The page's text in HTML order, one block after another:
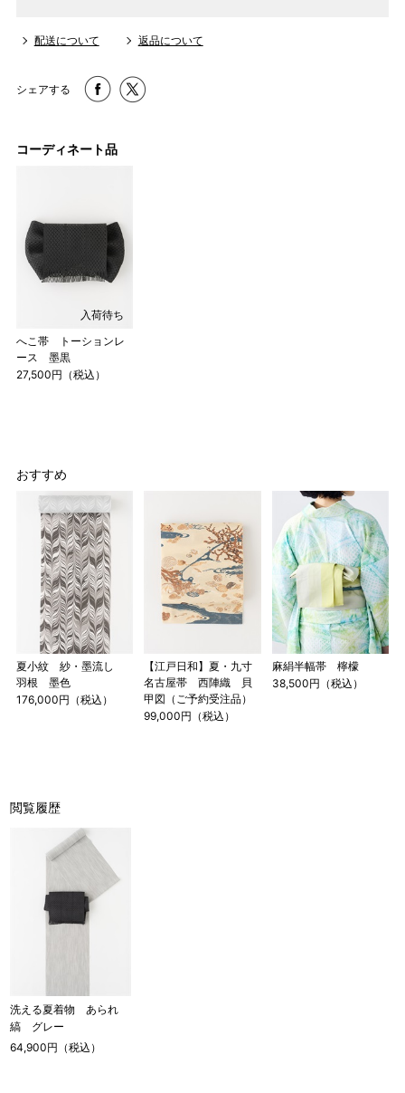
パターンオーダー（弊社規定のS～LLサイズより、身長・
ヒップを目安にサイズをお選びいただく）
マイサイズでお仕立て（お客様の希望サイズでお仕立て）
店舗で採寸（お近くの店舗でスタッフが採寸）
サイズ ヒップ目安 身丈
～155cm
～90cm
153cm
4尺5分
～95cm
L
LL
配送について 返品について
シェアする
コーディネート品
入荷待ち
へこ帯 トーションレ
ース 墨黒
27,500円（税込）
おすすめ
夏小紋 紗・墨流し
羽根 墨色
176,000円（税込）
【江戸日和】夏・九寸
名古屋帯 西陣織 貝
甲図（ご予約受注品）
99,000円（税込）
麻絹半幅帯 檸檬
38,500円（税込）
閲覧履歴
洗える夏着物 あられ
縞 グレー
64,900円（税込）